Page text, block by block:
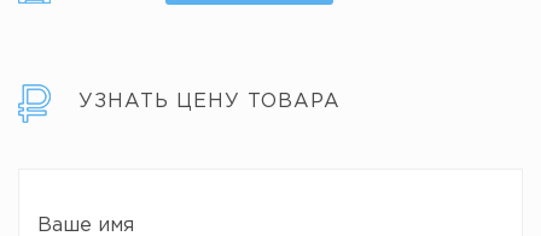
УЗНАТЬ ЦЕНУ ТОВАРА
Ваше имя